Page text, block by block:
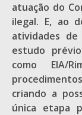
atuação do
ilegal. E, ao
atividades
estudo
como EIA/
criando a
única etapa